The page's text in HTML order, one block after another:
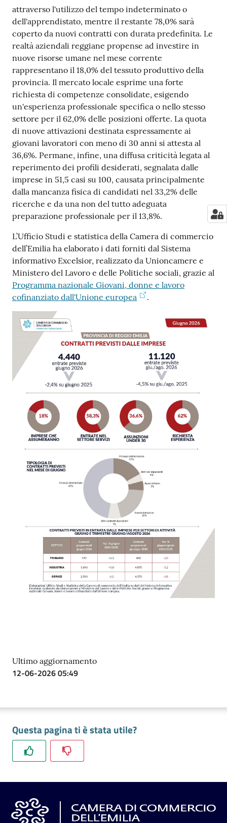
attraverso l'utilizzo del tempo indeterminato o
dell'apprendistato, mentre il restante 78,0% sarà
coperto da nuovi contratti con durata predefinita. Le
realtà aziendali reggiane propense ad investire in
nuove risorse umane nel mese corrente
rappresentano il 18,0% del tessuto produttivo della
provincia. Il mercato locale esprime una forte
richiesta di competenze consolidate, esigendo
un'esperienza professionale specifica o nello stesso
settore per il 62,0% delle posizioni offerte. La quota
di nuove attivazioni destinata espressamente ai
giovani lavoratori con meno di 30 anni si attesta al
36,6%. Permane, infine, una diffusa criticità legata al
reperimento dei profili desiderati, segnalata dalle
imprese in 51,5 casi su 100, causata principalmente
dalla mancanza fisica di candidati nel 33,2% delle
ricerche e da una non del tutto adeguata
preparazione professionale per il 13,8%.
L’Ufficio Studi e statistica della Camera di commercio
dell’Emilia ha elaborato i dati forniti dal Sistema
informativo Excelsior, realizzato da Unioncamere e
Ministero del Lavoro e delle Politiche sociali, grazie al
Programma nazionale Giovani, donne e lavoro
cofinanziato dall'Unione europea
.
Ultimo aggiornamento
12-06-2026 05:49
Questa pagina ti è stata utile?